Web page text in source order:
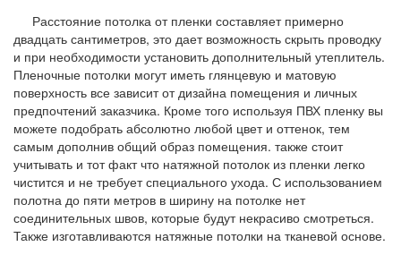
Расстояние потолка от пленки составляет примерно
двадцать сантиметров, это дает возможность скрыть проводку
и при необходимости установить дополнительный утеплитель.
Пленочные потолки могут иметь глянцевую и матовую
поверхность все зависит от дизайна помещения и личных
предпочтений заказчика. Кроме того используя ПВХ пленку вы
можете подобрать абсолютно любой цвет и оттенок, тем
самым дополнив общий образ помещения. также стоит
учитывать и тот факт что натяжной потолок из пленки легко
чистится и не требует специального ухода. С использованием
полотна до пяти метров в ширину на потолке нет
соединительных швов, которые будут некрасиво смотреться.
Также изготавливаются натяжные потолки на тканевой основе.